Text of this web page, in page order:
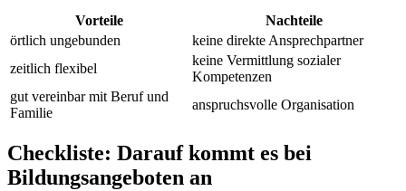
Vorteile
Nachteile
örtlich ungebunden
keine direkte Ansprechpartner
zeitlich flexibel
keine Vermittlung sozialer
Kompetenzen
gut vereinbar mit Beruf und
Familie
anspruchsvolle Organisation
Checkliste: Darauf kommt es bei
Bildungsangeboten an